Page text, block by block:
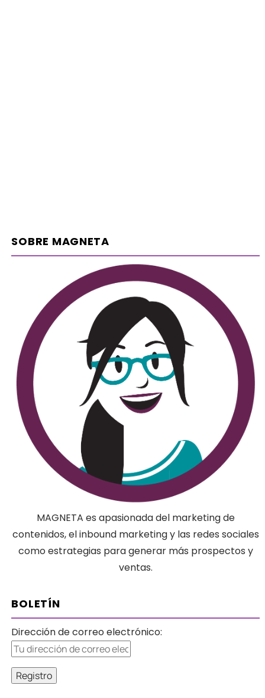
SOBRE MAGNETA
MAGNETA es apasionada del marketing de
contenidos, el inbound marketing y las redes sociales
como estrategias para generar más prospectos y
ventas.
BOLETÍN
Dirección de correo electrónico: